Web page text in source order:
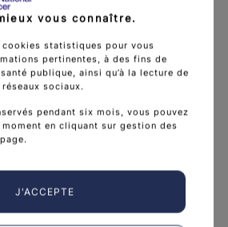
cancer est l’agence d'expertise
en cancérologie de l’État.
arrow_forward
vous connaître.
statistiques pour vous
pertinentes, à des fins de
publique, ainsi qu’à la lecture de
sociaux.
pendant six mois, vous pouvez
en cliquant sur gestion des
J'ACCEPTE